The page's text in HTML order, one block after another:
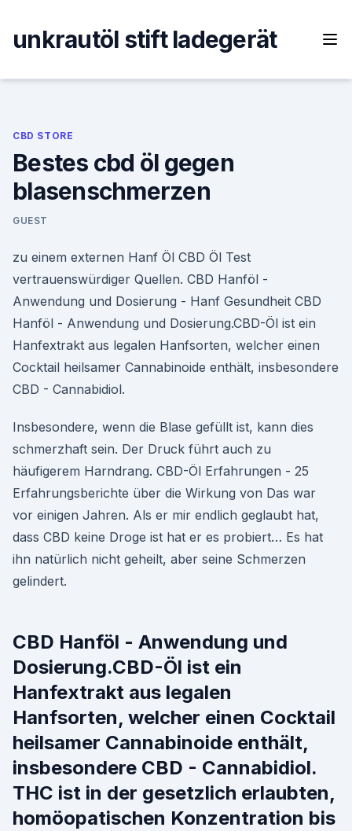
content
unkrautöl stift ladegerät
CBD STORE
Bestes cbd öl gegen
blasenschmerzen
GUEST
zu einem externen Hanf Öl CBD Öl Test
vertrauenswürdiger Quellen. CBD Hanföl -
Anwendung und Dosierung - Hanf Gesundheit CBD
Hanföl - Anwendung und Dosierung.CBD-Öl ist ein
Hanfextrakt aus legalen Hanfsorten, welcher einen
Cocktail heilsamer Cannabinoide enthält, insbesondere
CBD - Cannabidiol.
Insbesondere, wenn die Blase gefüllt ist, kann dies
schmerzhaft sein. Der Druck führt auch zu
häufigerem Harndrang. CBD-Öl Erfahrungen - 25
Erfahrungsberichte über die Wirkung von Das war
vor einigen Jahren. Als er mir endlich geglaubt hat,
dass CBD keine Droge ist hat er es probiert… Es hat
ihn natürlich nicht geheilt, aber seine Schmerzen
gelindert.
CBD Hanföl - Anwendung und
Dosierung.CBD-Öl ist ein
Hanfextrakt aus legalen
Hanfsorten, welcher einen Cocktail
heilsamer Cannabinoide enthält,
insbesondere CBD - Cannabidiol.
THC ist in der gesetzlich erlaubten,
homöopatischen Konzentration bis